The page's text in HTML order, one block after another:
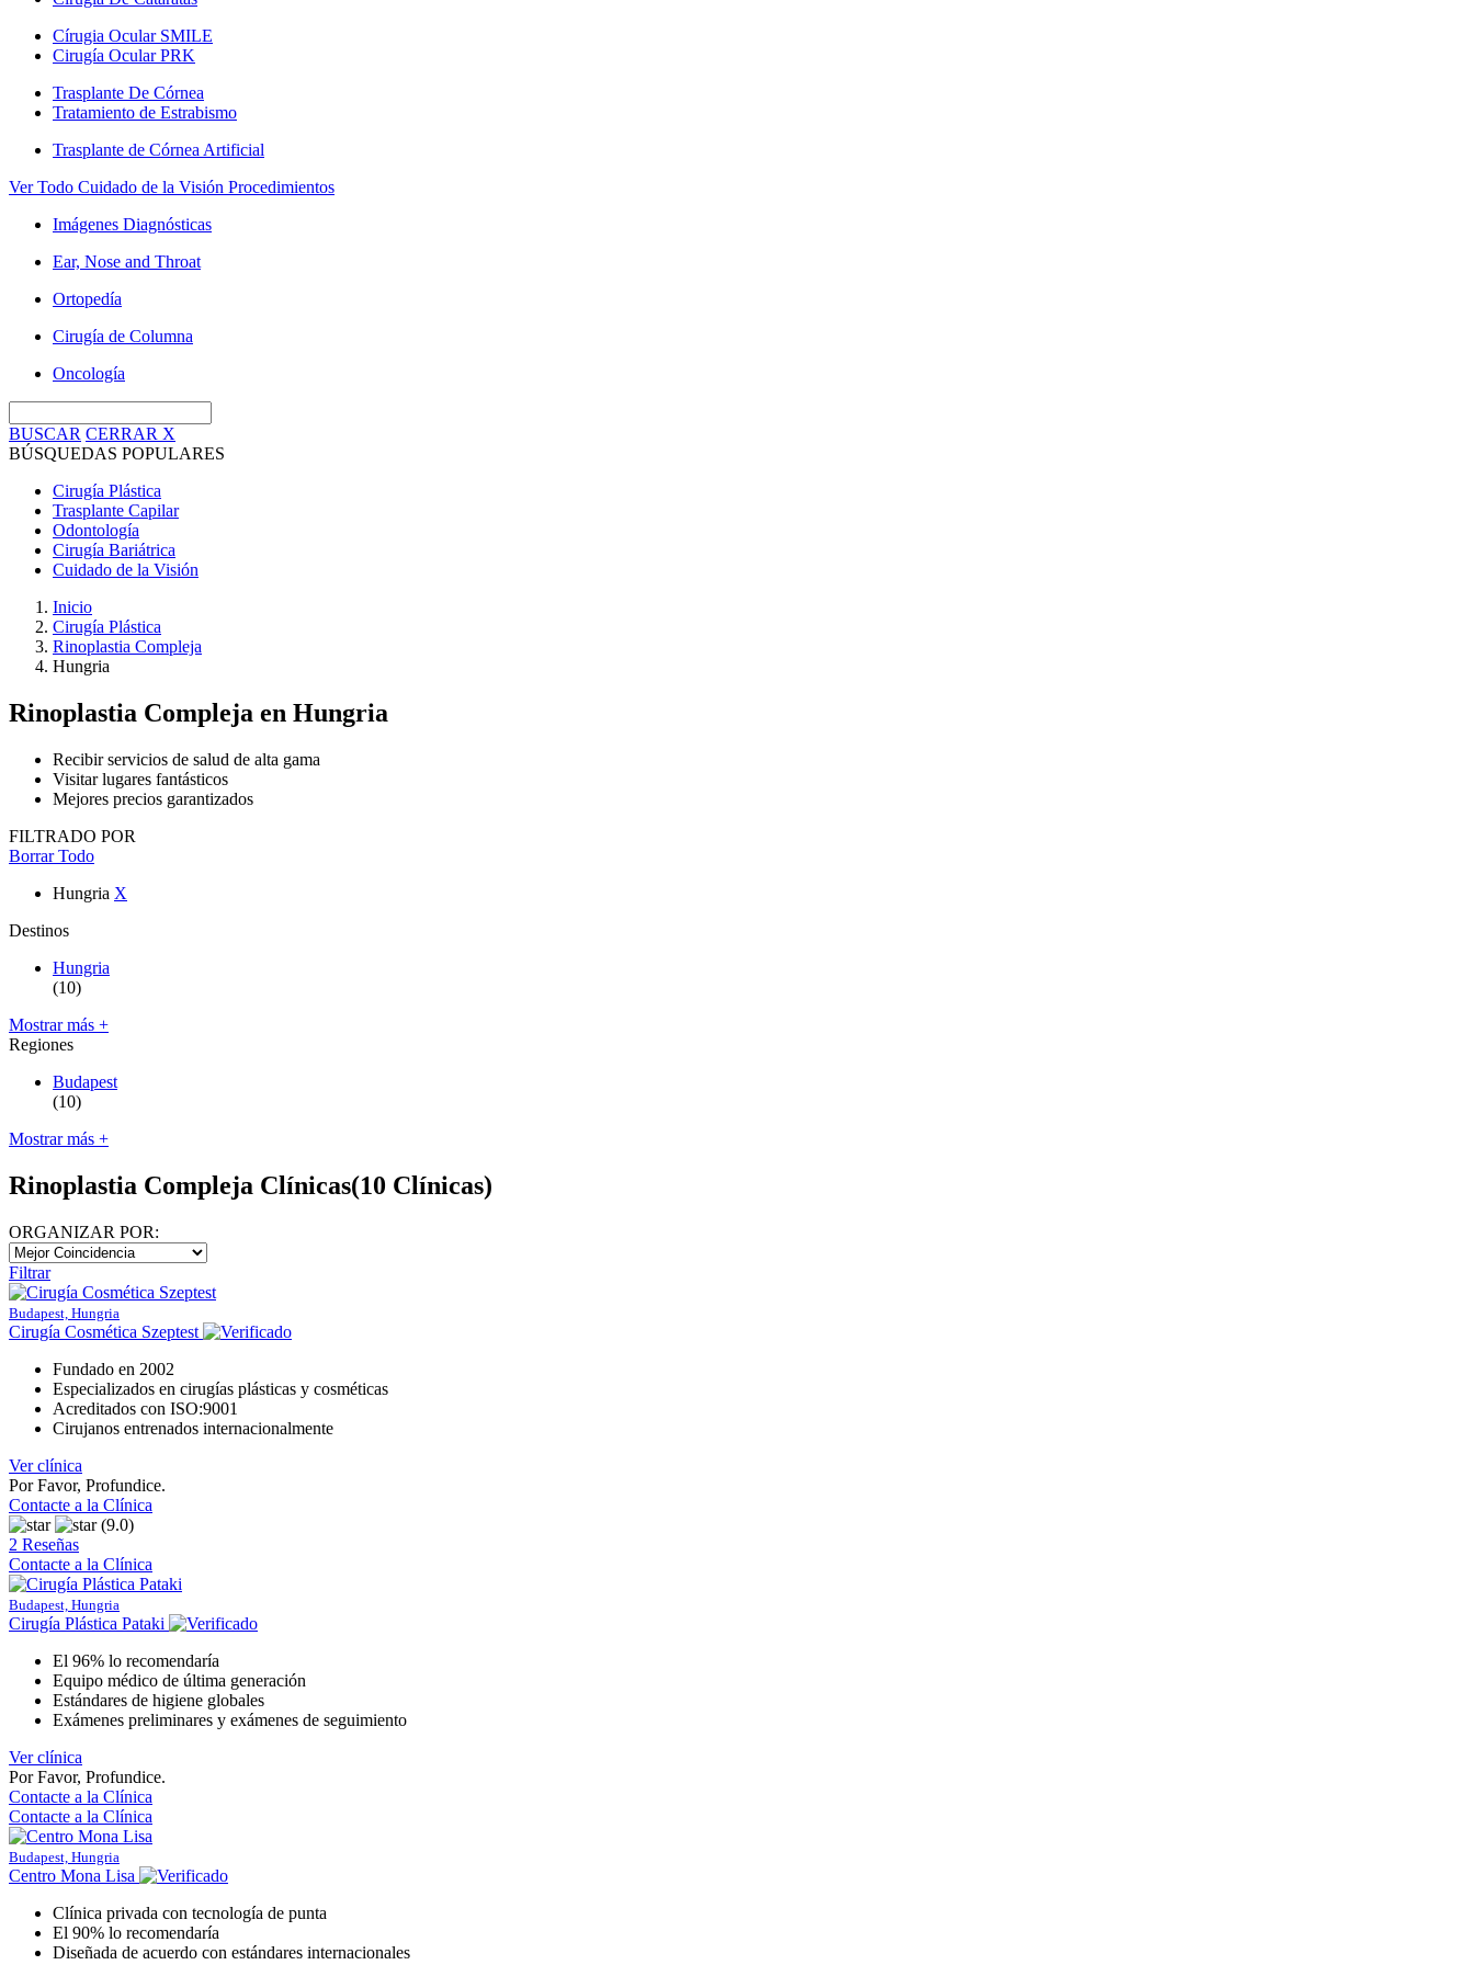
Círugia Ocular SMILE
Cirugía Ocular PRK
Trasplante De Córnea
Tratamiento de Estrabismo
Trasplante de Córnea Artificial
Ver Todo Cuidado de la Visión Procedimientos
Imágenes Diagnósticas
Ear, Nose and Throat
Ortopedía
Cirugía de Columna
Oncología
BUSCAR CERRAR X
BÚSQUEDAS POPULARES
Cirugía Plástica
Trasplante Capilar
Odontología
Cirugía Bariátrica
Cuidado de la Visión
Inicio
Cirugía Plástica
Rinoplastia Compleja
Hungria
Rinoplastia Compleja en Hungria
Recibir servicios de salud de alta gama
Visitar lugares fantásticos
Mejores precios garantizados
FILTRADO POR
Borrar Todo
Hungria X
Destinos
Hungria
(10)
Mostrar más +
Regiones
Budapest
(10)
Mostrar más +
Rinoplastia Compleja Clínicas(10 Clínicas)
ORGANIZAR POR:
Filtrar
Budapest, Hungria
Cirugía Cosmética Szeptest
Fundado en 2002
Especializados en cirugías plásticas y cosméticas
Acreditados con ISO:9001
Cirujanos entrenados internacionalmente
Ver clínica
Por Favor, Profundice.
Contacte a la Clínica
(9.0)
2 Reseñas
Contacte a la Clínica
Budapest, Hungria
Cirugía Plástica Pataki
El 96% lo recomendaría
Equipo médico de última generación
Estándares de higiene globales
Exámenes preliminares y exámenes de seguimiento
Ver clínica
Por Favor, Profundice.
Contacte a la Clínica
Contacte a la Clínica
Budapest, Hungria
Centro Mona Lisa
Clínica privada con tecnología de punta
El 90% lo recomendaría
Diseñada de acuerdo con estándares internacionales